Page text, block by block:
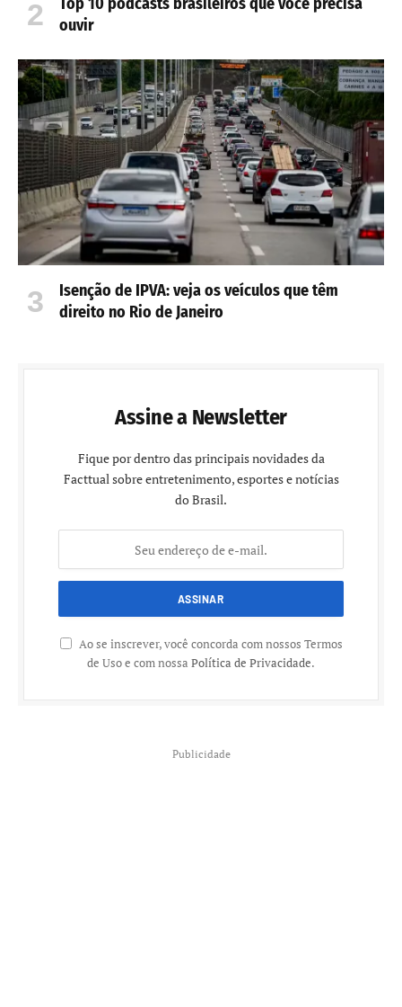
ouvir
Isenção de IPVA: veja os veículos que têm
direito no Rio de Janeiro
Assine a Newsletter
Fique por dentro das principais novidades da
Facttual sobre entretenimento, esportes e notícias
do Brasil.
Ao se inscrever, você concorda com nossos Termos
de Uso e com nossa Política de Privacidade.
Publicidade